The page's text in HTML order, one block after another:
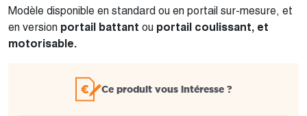
Modèle disponible en standard ou en portail sur-mesure, et
en version portail battant ou portail coulissant, et
motorisable.
Ce produit vous intéresse ?